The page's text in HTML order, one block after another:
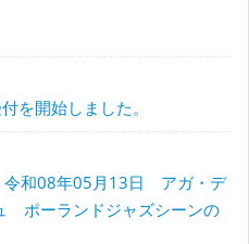
を開始しました。
和08年05月13日 アガ・デ
ポーランドジャズシーンの